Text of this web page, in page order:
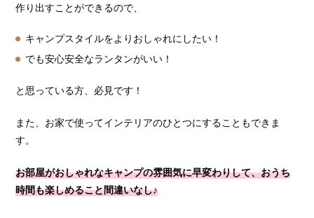
作り出すことができるので、
キャンプスタイルをよりおしゃれにしたい！
でも安心安全なランタンがいい！
と思っている方、必見です！
また、お家で使ってインテリアのひとつにすることもできま
す。
お部屋がおしゃれなキャンプの雰囲気に早変わりして、おうち
時間も楽しめること間違いなし♪